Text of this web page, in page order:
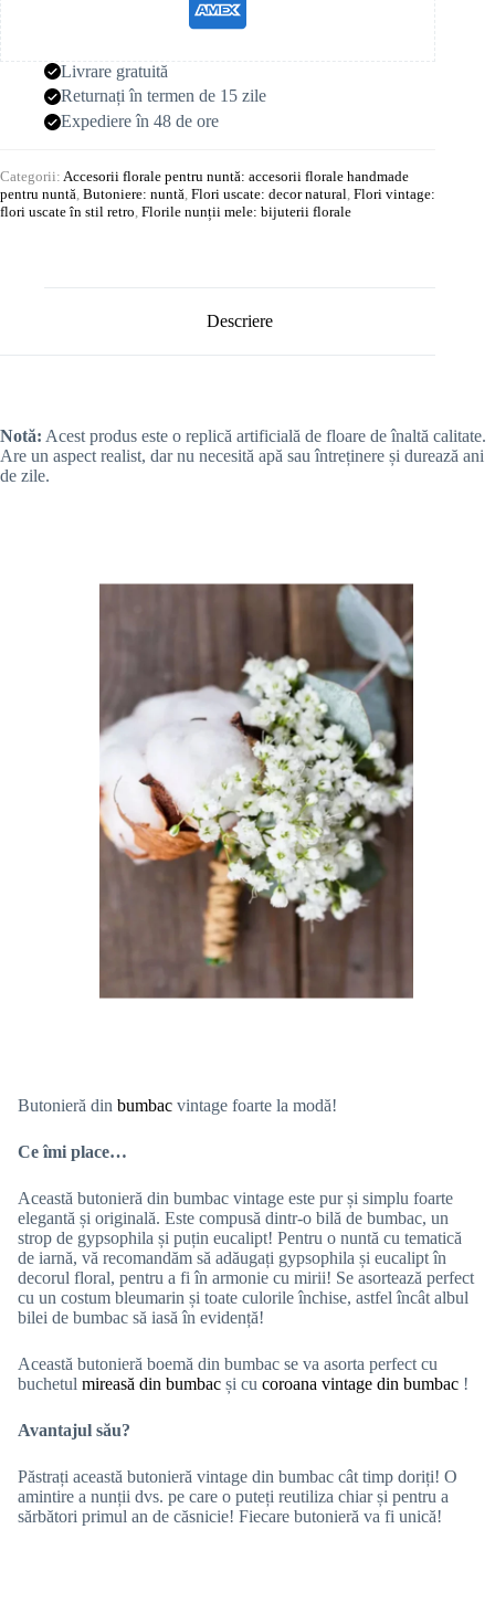
Livrare gratuită
Returnați în termen de 15 zile
Expediere în 48 de ore
Categorii: Accesorii florale pentru nuntă: accesorii florale handmade
pentru nuntă, Butoniere: nuntă, Flori uscate: decor natural, Flori vintage:
flori uscate în stil retro, Florile nunții mele: bijuterii florale
Descriere
Notă: Acest produs este o replică artificială de floare de înaltă calitate.
Are un aspect realist, dar nu necesită apă sau întreținere și durează ani
de zile.
Butonieră din bumbac vintage foarte la modă!
Ce îmi place…
Această butonieră din bumbac vintage este pur și simplu foarte
elegantă și originală. Este compusă dintr-o bilă de bumbac, un
strop de gypsophila și puțin eucalipt! Pentru o nuntă cu tematică
de iarnă, vă recomandăm să adăugați gypsophila și eucalipt în
decorul floral, pentru a fi în armonie cu mirii! Se asortează perfect
cu un costum bleumarin și toate culorile închise, astfel încât albul
bilei de bumbac să iasă în evidență!
Această butonieră boemă din bumbac se va asorta perfect cu
buchetul mireasă din bumbac și cu coroana vintage din bumbac !
Avantajul său?
Păstrați această butonieră vintage din bumbac cât timp doriți! O
amintire a nunții dvs. pe care o puteți reutiliza chiar și pentru a
sărbători primul an de căsnicie! Fiecare butonieră va fi unică!